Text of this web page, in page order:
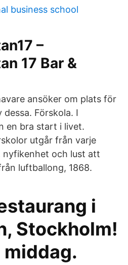
business school
–
17 Bar &
ansöker om plats för
Förskola. I
en bra start i livet.
utgår från varje
nyfikenhet och lust att
luftballong, 1868.
i
Stockholm!
middag.